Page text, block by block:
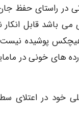
در راستای حفظ
می باشد قابل
پوشیده نیست.
های خونی در
خود در اعتلای